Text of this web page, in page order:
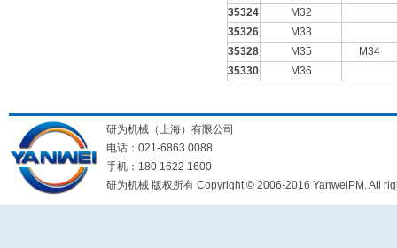
35324
M32
35326
M33
35328
M35
M34
35330
M36
研为机械（上海）有限公司
电话：021-6863 0088
手机：180 1622 1600
研为机械 版权所有 Copyright © 2006-2016 YanweiPM. All